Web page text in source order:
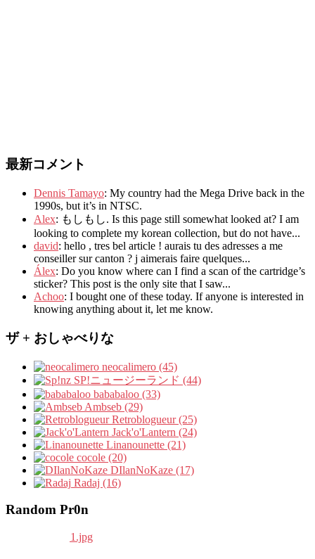
最新コメント
Dennis Tamayo: My country had the Mega Drive back in the
1990s, but it’s in NTSC.
Alex: もしもし. Is this page still somewhat looked at? I am
looking to complete my korean collection, but do not have...
david: hello , tres bel article ! aurais tu des adresses a me
conseiller sur canton ? j aimerais faire quelques...
Álex: Do you know where can I find a scan of the cartridge’s
sticker? This post is the only site that I saw...
Achoo: I bought one of these today. If anyone is interested in
knowing anything about it, let me know.
ザ + おしゃべりな
neocalimero (45)
SP!ニュージーランド (44)
bababaloo (33)
Ambseb (29)
Retroblogueur (25)
Jack'o'Lantern (24)
Linanounette (21)
cocole (20)
DIlanNoKaze (17)
Radaj (16)
Random Pr0n